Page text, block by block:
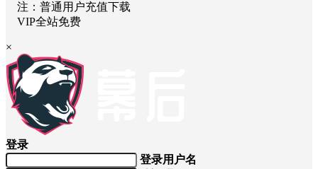
注：普通用户充值下载
VIP全站免费
×
登录
登录用户名